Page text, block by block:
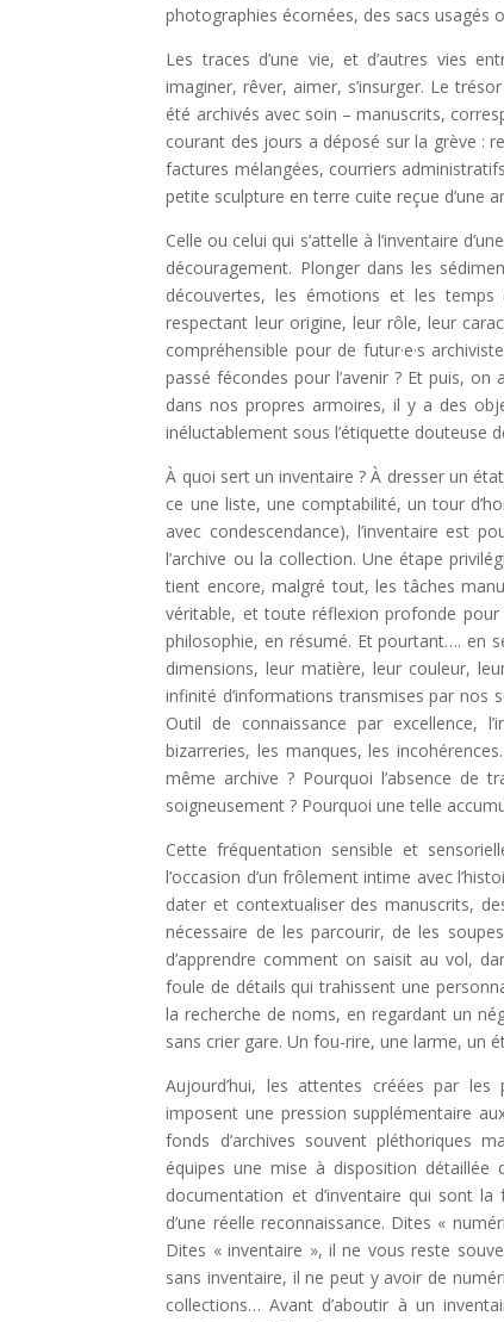
photographies écornées, des sacs usagés
Les traces d’une vie, et d’autres vies
imaginer, rêver, aimer, s’insurger. Le
été archivés avec soin – manuscrits,
courant des jours a déposé sur la grève :
factures mélangées, courriers
petite sculpture en terre cuite reçue d’une
Celle ou celui qui s’attelle à l’inventaire
découragement. Plonger dans les
découvertes, les émotions et les
respectant leur origine, leur rôle, leur
compréhensible pour de futur·e·s
passé fécondes pour l’avenir ? Et puis,
dans nos propres armoires, il y a des
inéluctablement sous l’étiquette douteuse
À quoi sert un inventaire ? À dresser un
ce une liste, une comptabilité, un tour
avec condescendance), l’inventaire est
l’archive ou la collection. Une étape
tient encore, malgré tout, les tâches
véritable, et toute réflexion profonde pour
philosophie, en résumé. Et pourtant…. en
dimensions, leur matière, leur couleur,
infinité d’informations transmises par nos
Outil de connaissance par excellence,
bizarreries, les manques, les
même archive ? Pourquoi l’absence de
soigneusement ? Pourquoi une telle
Cette fréquentation sensible et
l’occasion d’un frôlement intime avec
dater et contextualiser des manuscrits,
nécessaire de les parcourir, de les
d’apprendre comment on saisit au vol,
foule de détails qui trahissent une
la recherche de noms, en regardant un
sans crier gare. Un fou-rire, une larme, un
Aujourd’hui, les attentes créées par
imposent une pression supplémentaire
fonds d’archives souvent pléthoriques
équipes une mise à disposition détaillée
documentation et d’inventaire qui sont
d’une réelle reconnaissance. Dites «
Dites « inventaire », il ne vous reste
sans inventaire, il ne peut y avoir de
collections… Avant d’aboutir à un